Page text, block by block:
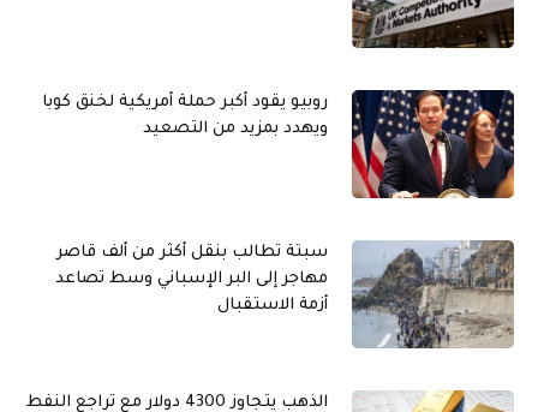
روبيو يقود أكبر حملة أمريكية لخنق كوبا
ويهدد بمزيد من التصعيد
سبتة تطالب بنقل أكثر من ألف قاصر
مهاجر إلى البر الإسباني وسط تصاعد
أزمة الاستقبال
الذهب يتجاوز 4300 دولار مع تراجع النفط